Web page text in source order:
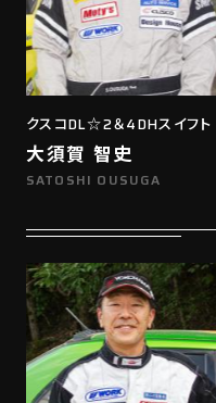
クスコDL☆2＆4DHスイフト
大須賀 智史
SATOSHI OUSUGA